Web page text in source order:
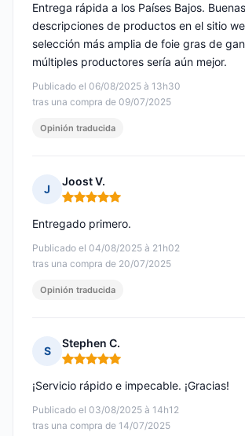
Publicado el 06/08/2025 à 13h30
tras una compra de 09/07/2025
Entrega rápida a los Países Bajos. Buenas
descripciones de productos en el sitio
selección más amplia de foie gras de
múltiples productores sería aún mejor.
Opinión traducida
J
Joost V.
Nota: 5 de 5
Publicado el 04/08/2025 à 21h02
tras una compra de 20/07/2025
Entregado primero.
Opinión traducida
S
Stephen C.
Nota: 5 de 5
Publicado el 03/08/2025 à 14h12
tras una compra de 14/07/2025
¡Servicio rápido e impecable. ¡Gracias!